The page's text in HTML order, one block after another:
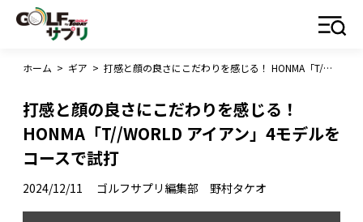
ホーム > ギア > 打感と顔の良さにこだわりを感じる！ HONMA「T//WORLD アイアン」4モデルをコースで試打
打感と顔の良さにこだわりを感じる！
HONMA「T//WORLD アイアン」4モデルを
コースで試打
2024/12/11 ゴルフサプリ編集部 野村タケオ